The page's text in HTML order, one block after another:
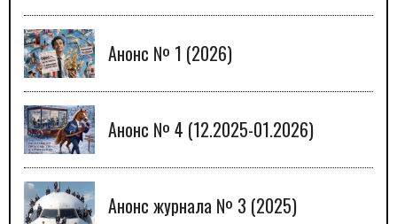
Анонс № 1 (2026)
Анонс № 4 (12.2025-01.2026)
Анонс журнала № 3 (2025)